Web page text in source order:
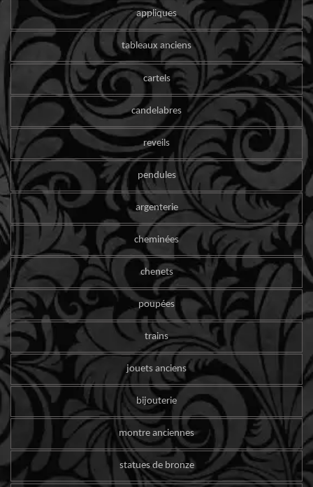
appliques
tableaux anciens
cartels
candelabres
reveils
pendules
argenterie
cheminées
chenets
poupées
trains
jouets anciens
bijouterie
montre anciennes
statues de bronze